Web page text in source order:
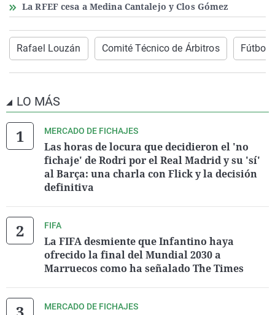
La RFEF cesa a Medina Cantalejo y Clos Gómez
Rafael Louzán Comité Técnico de Árbitros Fútbol
LO MÁS
MERCADO DE FICHAJES
Las horas de locura que decidieron el 'no
fichaje' de Rodri por el Real Madrid y su 'sí'
al Barça: una charla con Flick y la decisión
definitiva
FIFA
La FIFA desmiente que Infantino haya
ofrecido la final del Mundial 2030 a
Marruecos como ha señalado The Times
MERCADO DE FICHAJES